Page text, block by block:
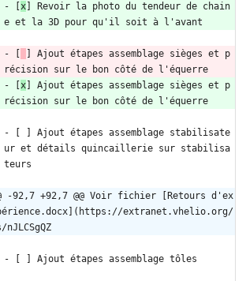
- [ x ] Revoir la photo du tendeur de chain
e et la 3D pour qu'il soit à l'avant
- [
] Ajout étapes assemblage sièges et p
récision sur le bon côté de l'équerre
- [ x ] Ajout étapes assemblage sièges et p
récision sur le bon côté de l'équerre
- [ ] Ajout étapes assemblage stabilisate
ur et détails quincaillerie sur stabilisa
teurs
-92,7 +92,7 @@ Voir fichier [Retours d'ex
extranet.vhelio.org/
nJLCSgQZ
- [ ] Ajout étapes assemblage tôles